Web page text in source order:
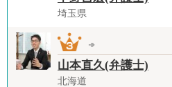
埼玉県
山本直久(弁護士)
北海道